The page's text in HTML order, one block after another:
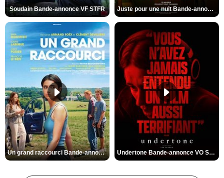
Soudain Bande-annonce VF STFR Juste pour une nuit Bande-annonce VO STFR
Un grand raccourci Bande-annonce VF Undertone Bande-annonce VO STFR